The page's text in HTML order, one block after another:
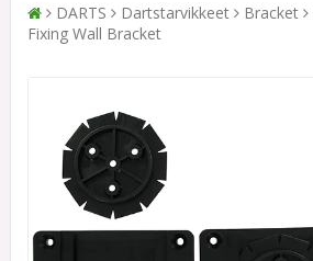
DARTS Dartstarvikkeet Bracket
Fixing Wall Bracket